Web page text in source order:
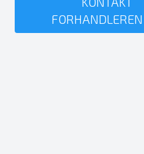
FORHANDLEREN